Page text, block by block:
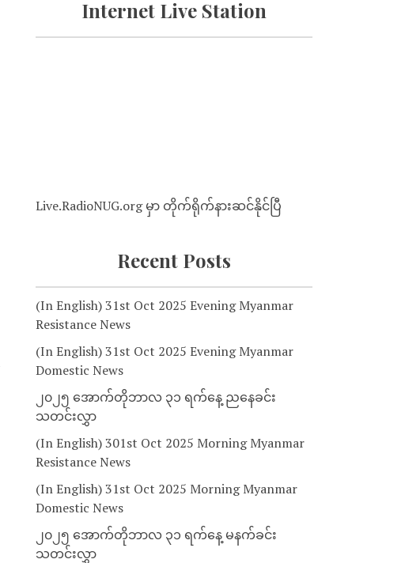
Internet Live Station
Live.RadioNUG.org မှာ တိုက်ရိုက်နားဆင်နိုင်ပြီ
Recent Posts
(In English) 31st Oct 2025 Evening Myanmar
Resistance News
(In English) 31st Oct 2025 Evening Myanmar
Domestic News
၂၀၂၅ အောက်တိုဘာလ ၃၁ ရက်နေ့ ညနေခင်း
သတင်းလွှာ
(In English) 301st Oct 2025 Morning Myanmar
Resistance News
(In English) 31st Oct 2025 Morning Myanmar
Domestic News
၂၀၂၅ အောက်တိုဘာလ ၃၁ ရက်နေ့ မနက်ခင်း
သတင်းလွှာ